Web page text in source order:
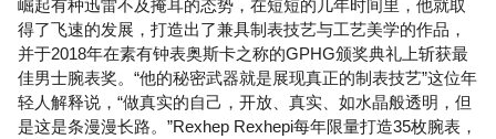
崛起有种迅雷不及掩耳的态势，在短短的几年时间里，他就取
得了飞速的发展，打造出了兼具制表技艺与工艺美学的作品，
并于2018年在素有钟表奥斯卡之称的GPHG颁奖典礼上斩获最
佳男士腕表奖。“他的秘密武器就是展现真正的制表技艺”这位年
轻人解释说，“做真实的自己，开放、真实、如水晶般透明，但
是这是条漫漫长路。”Rexhep Rexhepi每年限量打造35枚腕表，